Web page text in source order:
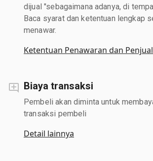
dijual "sebagaimana adanya, di
Baca syarat dan ketentuan lengkap
menawar.
Ketentuan Penawaran dan
Biaya transaksi
Pembeli akan diminta untuk
transaksi pembeli
Detail lainnya